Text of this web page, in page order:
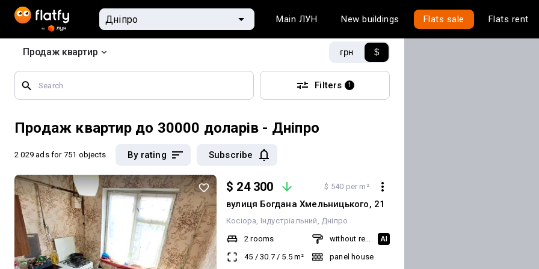
Main ЛУН New buildings Flats sale Flats rent
Продаж квартир грн $
Search
by
geographical
Filters 1
Продаж квартир до 30000 доларів - Дніпро
2 029 ads for 751 objects By rating Subscribe
$ 24 300 $ 540 per m²
вулиця Богдана Хмельницького, 21
Косіора Індустріальний Дніпро
2 rooms
45 / 30.7/ 5.5m²
without renovation
AI
panel house